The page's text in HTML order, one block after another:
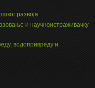
развоја
и научноистраживачку
водопривреду и